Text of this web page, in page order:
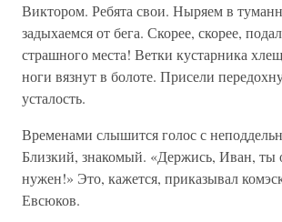
Виктором. Ребята свои. Ныряем в
задыхаемся от бега. Скорее, скорее,
страшного места! Ветки кустарника
ноги вязнут в болоте. Присели
усталость.
Временами слышится голос с
Близкий, знакомый. «Держись, Иван, ты
нужен!» Это, кажется, приказывал
Евсюков.